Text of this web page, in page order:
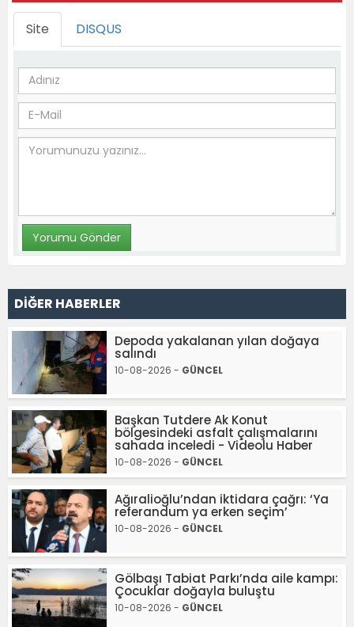
Site DISQUS
DİĞER HABERLER
Depoda yakalanan yılan doğaya
salındı
10-08-2026 - GÜNCEL
Başkan Tutdere Ak Konut
bölgesindeki asfalt çalışmalarını
sahada inceledi - Videolu Haber
10-08-2026 - GÜNCEL
Ağıralioğlu’ndan iktidara çağrı: ‘Ya
referandum ya erken seçim’
10-08-2026 - GÜNCEL
Gölbaşı Tabiat Parkı’nda aile kampı:
Çocuklar doğayla buluştu
10-08-2026 - GÜNCEL